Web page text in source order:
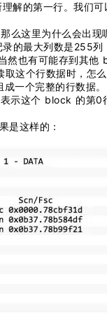
解的第一行。我们
么这里为什么会出现
的最大列数是255列
也有可能存到其他
这个行数据时，怎
一个完整的行数据。
示这个 block 的第
是这样的：